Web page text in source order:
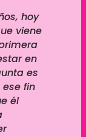
hoy
viene
en
es
fin
él